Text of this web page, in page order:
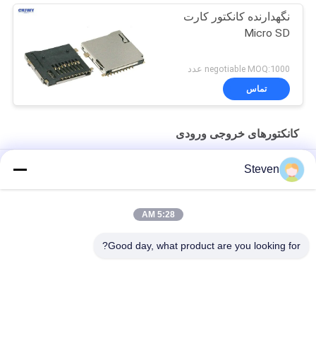
نگهدارنده کانکتور کارت
Micro SD
negotiable MOQ:1000 عدد
تماس
کانکتورهای خروجی ورودی
100V مقاومت ولتاژSteven
5:28 AM
Good day, what product are you looking for?